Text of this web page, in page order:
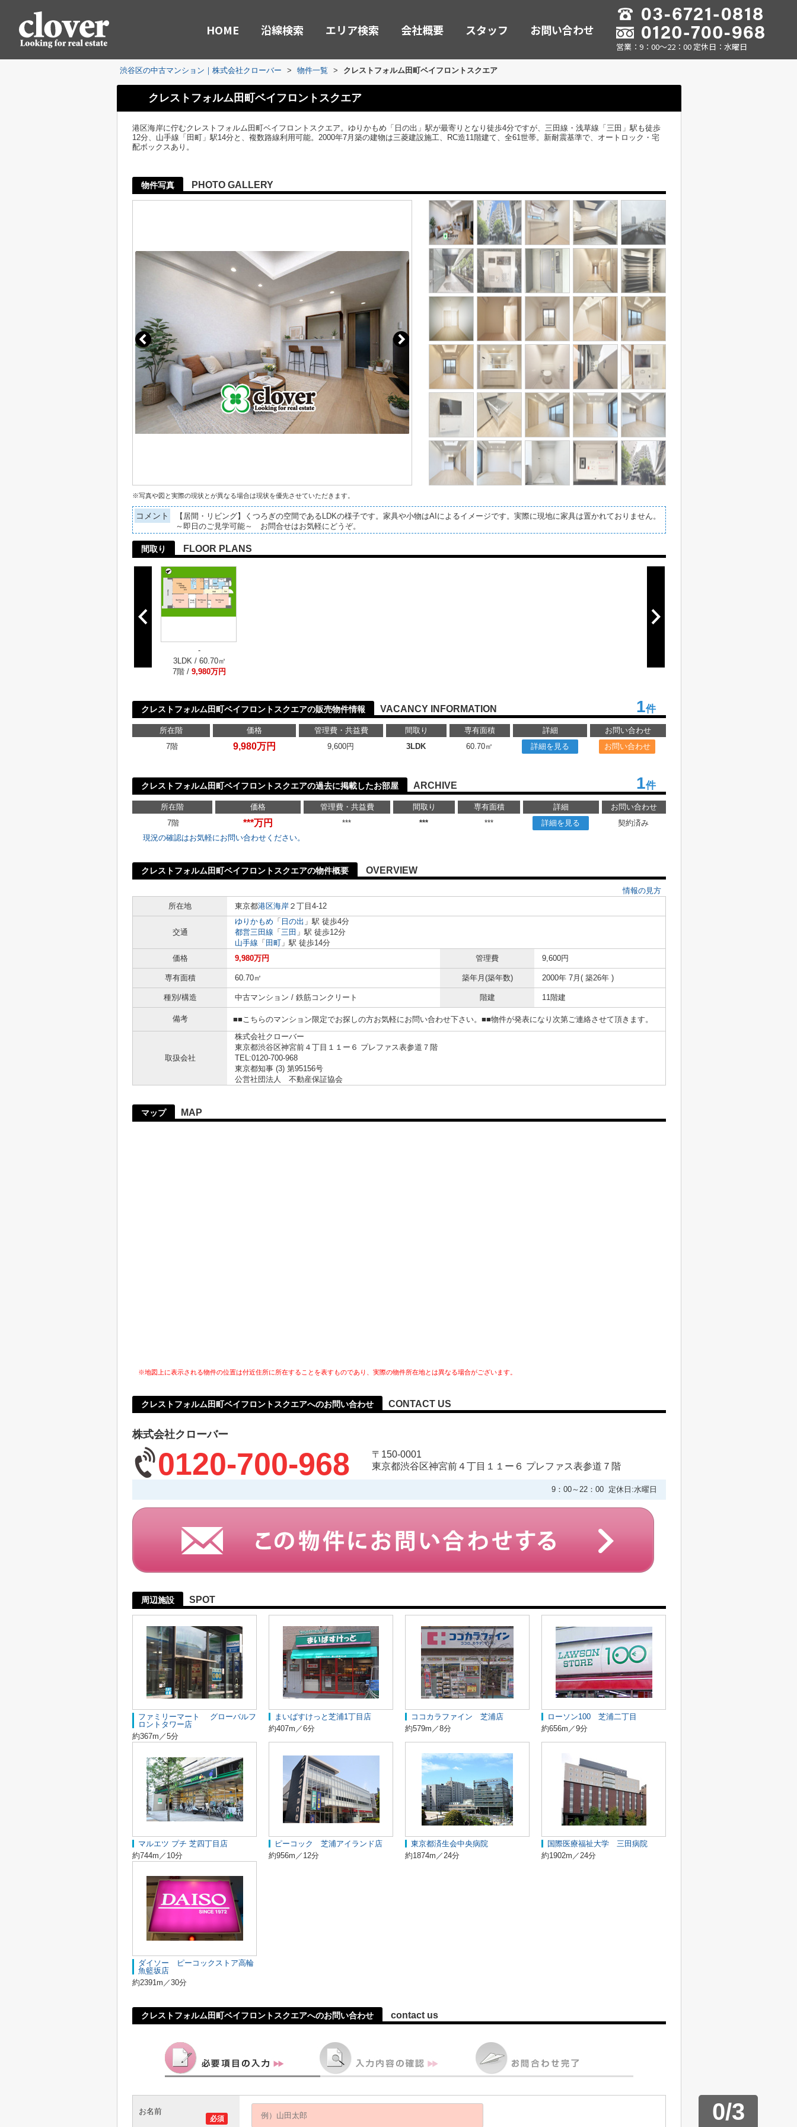
HOME 沿線検索 エリア検索 会社概要 スタッフ お問い合わせ
営業：9：00～22：00 定休日：水曜日
渋谷区の中古マンション｜株式会社クローバー > 物件一覧 > クレストフォルム田町ベイフロントスクエア
クレストフォルム田町ベイフロントスクエア
港区海岸に佇むクレストフォルム田町ベイフロントスクエア。ゆりかもめ「日の出」駅が最寄りとなり徒歩4分ですが、三田線・浅草線「三田」駅も徒歩
12分、山手線「田町」駅14分と、複数路線利用可能。2000年7月築の建物は三菱建設施工、RC造11階建て、全61世帯。新耐震基準で、オートロック・宅
配ボックスあり。
物件写真 PHOTO GALLERY
※写真や図と実際の現状とが異なる場合は現状を優先させていただきます。
コメント
【居間・リビング】くつろぎの空間であるLDKの様子です。家具や小物はAIによるイメージです。実際に現地に家具は置かれておりません。
～即日のご見学可能～ お問合せはお気軽にどうぞ。
間取り FLOOR PLANS
-
3LDK / 60.70㎡
7階 / 9,980万円
クレストフォルム田町ベイフロントスクエアの販売物件情報 VACANCY INFORMATION 1件
所在階 価格 管理費・共益費 間取り 専有面積 詳細
お問い合わせ
7階
9,980万円 9,600円 3LDK 60.70㎡ 詳細を見る お問い合わせ
クレストフォルム田町ベイフロントスクエアの過去に掲載したお部屋 ARCHIVE 1件
所在階 価格 管理費・共益費 間取り 専有面積 詳細
お問い合わせ
7階
***万円 *** *** *** 詳細を見る
契約済み
現況の確認はお気軽にお問い合わせください。
クレストフォルム田町ベイフロントスクエアの物件概要 OVERVIEW
情報の見方
所在地
東京都港区海岸 ２丁目4-12
交通
ゆりかもめ 「 日の出 」駅 徒歩4分
都営三田線 「 三田 」駅 徒歩12分
山手線 「 田町 」駅 徒歩14分
価格
9,980万円 管理費 9,600円
専有面積 60.70㎡ 築年月(築年数) 2000年 7月( 築26年 )
種別/構造 中古マンション / 鉄筋コンクリート 階建 11階建
備考 ■■こちらのマンション限定でお探しの方お気軽にお問い合わせ下さい。■■物件が発表になり次第ご連絡させて頂きます。
取扱会社
株式会社クローバー
東京都渋谷区神宮前４丁目１１ー６ プレファス表参道７階
TEL:0120-700-968
東京都知事 (3) 第95156号
公営社団法人 不動産保証協会
マップ MAP
※地図上に表示される物件の位置は付近住所に所在することを表すものであり、実際の物件所在地とは異なる場合がございます。
クレストフォルム田町ベイフロントスクエアへのお問い合わせ CONTACT US
株式会社クローバー
0120-700-968
〒150-0001
東京都渋谷区神宮前４丁目１１ー６ プレファス表参道７階
9：00～22：00 定休日:水曜日
周辺施設 SPOT
ファミリーマート グローバルフ
ロントタワー店
約367m／5分
まいばすけっと芝浦1丁目店
約407m／6分
ココカラファイン 芝浦店
約579m／8分
ローソン100 芝浦二丁目
約656m／9分
マルエツ プチ 芝四丁目店
約744m／10分
ピーコック 芝浦アイランド店
約956m／12分
東京都済生会中央病院
約1874m／24分
国際医療福祉大学 三田病院
約1902m／24分
ダイソー ピーコックストア高輪
魚籃坂店
約2391m／30分
クレストフォルム田町ベイフロントスクエアへのお問い合わせ contact us
0/3
必須
お名前